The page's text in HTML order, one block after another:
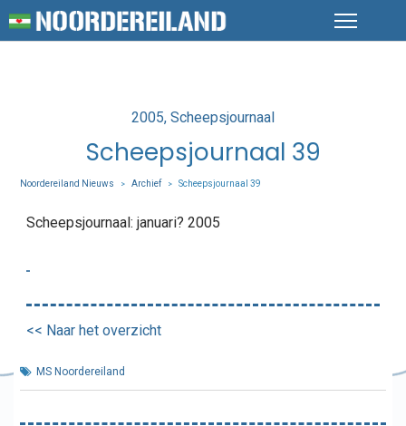
Posted
2005 Scheepsjournaal
Scheepsjournaal 39
Noordereiland Nieuws > Archief > Scheepsjournaal 39
Scheepsjournaal: januari? 2005
<< Naar het overzicht
MS Noordereiland